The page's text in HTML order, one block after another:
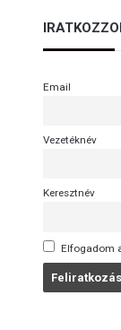
Email
Vezetéknév
Keresztnév
Elfogadom